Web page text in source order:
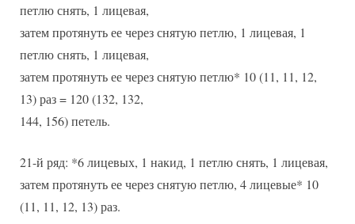
петлю снять, 1 лицевая,
затем протянуть ее через снятую петлю, 1 лицевая, 1
петлю снять, 1 лицевая,
затем протянуть ее через снятую петлю* 10 (11, 11, 12,
13) раз = 120 (132, 132,
144, 156) петель.
21-й ряд: *6 лицевых, 1 накид, 1 петлю снять, 1 лицевая,
затем протянуть ее через снятую петлю, 4 лицевые* 10
(11, 11, 12, 13) раз.